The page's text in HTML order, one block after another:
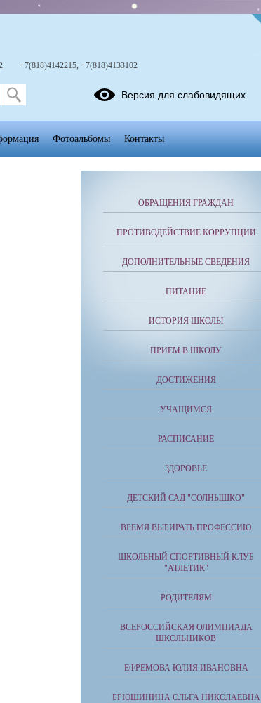
ОБРАЩЕНИЯ ГРАЖДАН
ПРОТИВОДЕЙСТВИЕ КОРРУПЦИИ
ДОПОЛНИТЕЛЬНЫЕ СВЕДЕНИЯ
ПИТАНИЕ
ИСТОРИЯ ШКОЛЫ
ПРИЕМ В ШКОЛУ
ДОСТИЖЕНИЯ
УЧАЩИМСЯ
РАСПИСАНИЕ
ЗДОРОВЬЕ
ДЕТСКИЙ САД "СОЛНЫШКО"
ВРЕМЯ ВЫБИРАТЬ ПРОФЕССИЮ
ШКОЛЬНЫЙ СПОРТИВНЫЙ КЛУБ
"АТЛЕТИК"
РОДИТЕЛЯМ
ВСЕРОССИЙСКАЯ ОЛИМПИАДА
ШКОЛЬНИКОВ
ЕФРЕМОВА ЮЛИЯ ИВАНОВНА
БРЮШИНИНА ОЛЬГА НИКОЛАЕВНА
+7(818)4142215, +7(818)4133102
Версия для слабовидящих
Фотоальбомы Контакты